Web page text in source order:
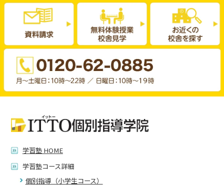
学習塾 HOME
学習塾コース詳細
個別指導（小学生コース）